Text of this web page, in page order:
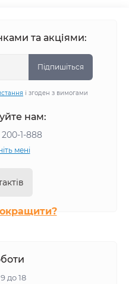
та акціями:
Підпишіться
і згоден з вимогами
нам:
1-888
мені
до 18